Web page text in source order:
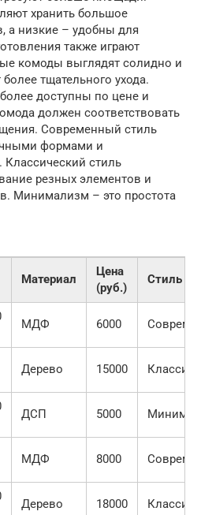
хранить большое
а низкие – удобны для
также играют
комоды выглядят солидно и
тщательного ухода.
доступны по цене и
должен соответствовать
Современный стиль
формами и
стиль
резных элементов и
Минимализм – это простота
Материал
Цена
(руб.)
Стиль
МДФ 6000
Дерево 15000
ДСП 5000
МДФ 8000
Дерево 18000